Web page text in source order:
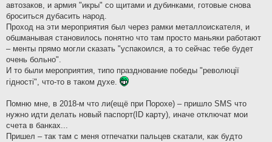
автозаков, и армия "икры" со щитами и дубинками, готовые снова
броситься дубасить народ.
Проход на эти мероприятия был через рамки металлоискателя, и
обшманывая становилось понятно что там просто маньяки работают
– менты прямо могли сказать "успакоился, а то сейчас тебе будет
очень больно".
И то были мероприятия, типо празднование победы "революцiї
гiдностi", что-то в таком духе.
Помню мне, в 2018-м что ли(ещё при Порохе) – пришло SMS что
нужно идти делать новый паспорт(ID карту), иначе отключат мои
счета в банках...
Пришел – так там с меня отпечатки пальцев скатали, как будто